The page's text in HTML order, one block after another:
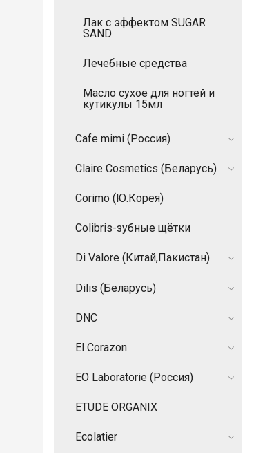
Лак с эффектом SUGAR
SAND
Лечебные средства
Масло сухое для ногтей и
кутикулы 15мл
Cafe mimi (Россия)
Claire Cosmetics (Беларусь)
Corimo (Ю.Корея)
Colibris-зубные щётки
Di Valore (Китай,Пакистан)
Dilis (Беларусь)
DNC
El Corazon
EO Laboratorie (Россия)
ETUDE ORGANIX
Ecolatier